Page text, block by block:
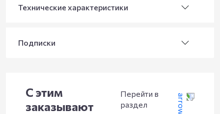
Технические характеристики
Подписки
С этим
заказывают
Перейти в
раздел